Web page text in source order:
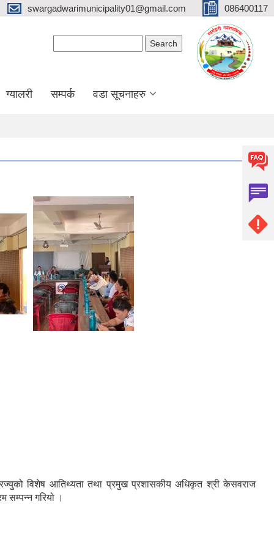
swargadwarimunicipality01@gmail.com 086400117
ग्यालरी सम्पर्क वडा सूचनाहरु
विशेष आतिथ्यता तथा प्रमुख प्रशासकीय अधिकृत श्री केसवराज
सम्पन्न गरियो ।